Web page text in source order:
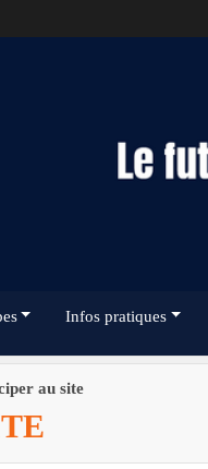
Infos pratiques
au site